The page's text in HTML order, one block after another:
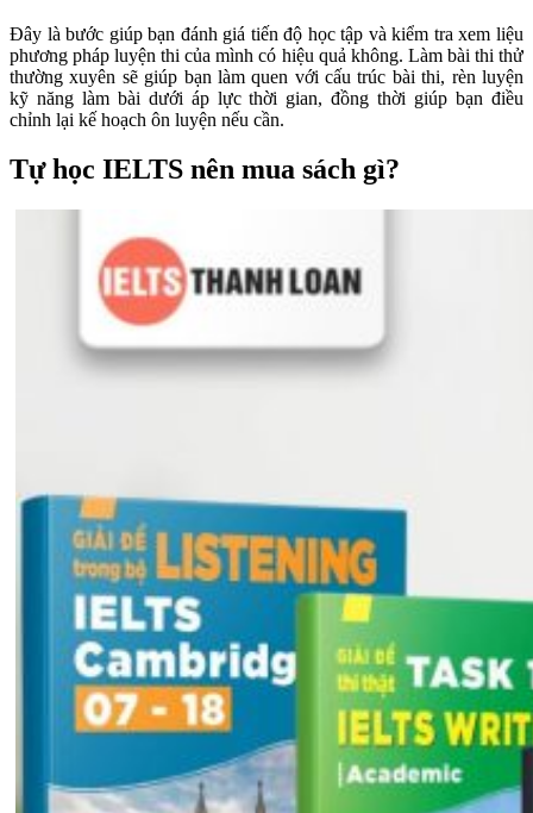
Đây là bước giúp bạn đánh giá tiến độ học tập và kiểm tra xem liệu
phương pháp luyện thi của mình có hiệu quả không. Làm bài thi thử
thường xuyên sẽ giúp bạn làm quen với cấu trúc bài thi, rèn luyện
kỹ năng làm bài dưới áp lực thời gian, đồng thời giúp bạn điều
chỉnh lại kế hoạch ôn luyện nếu cần.
Tự học IELTS nên mua sách gì?